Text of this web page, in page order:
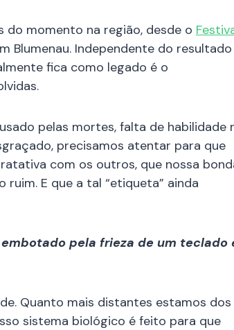
do momento na região, desde o
Blumenau. Independente do resultado
fica como legado é o
pelas mortes, falta de habilidade
precisamos atentar para que
com os outros, que nossa
E que a tal “etiqueta” ainda
pela frieza de um teclado
Quanto mais distantes estamos dos
sistema biológico é feito para que